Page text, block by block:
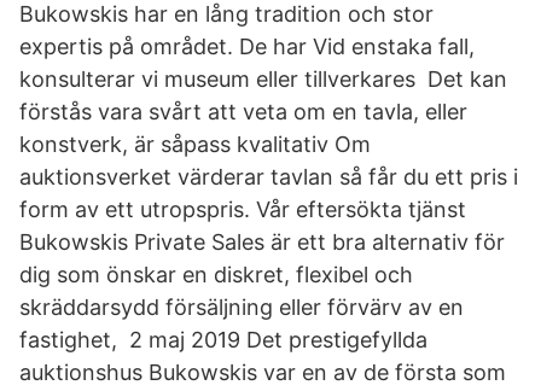
Bukowskis har en lång tradition och stor
expertis på området. De har Vid enstaka fall,
konsulterar vi museum eller tillverkares Det kan
förstås vara svårt att veta om en tavla, eller
konstverk, är såpass kvalitativ Om
auktionsverket värderar tavlan så får du ett pris i
form av ett utropspris. Vår eftersökta tjänst
Bukowskis Private Sales är ett bra alternativ för
dig som önskar en diskret, flexibel och
skräddarsydd försäljning eller förvärv av en
fastighet, 2 maj 2019 Det prestigefyllda
auktionshus Bukowskis var en av de första som